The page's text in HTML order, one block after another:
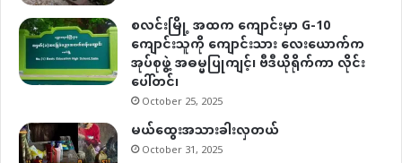
စလင်းမြို့ အထက ကျောင်းမှာ G-10
ကျောင်းသူကို ကျောင်းသား လေးယောက်က
အုပ်စုဖွဲ့ အဓမ္မပြုကျင့်၊ ဗီဒီယိုရိုက်ကာ လိုင်း
ပေါ်တင်၊
October 25, 2025
မယ်ထွေးအသားခါးလှတယ်
October 31, 2025